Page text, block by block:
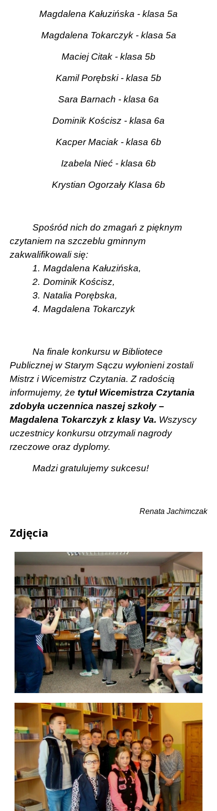
Magdalena Kałuzińska - klasa 5a
Magdalena Tokarczyk - klasa 5a
Maciej Citak - klasa 5b
Kamil Porębski - klasa 5b
Sara Barnach - klasa 6a
Dominik Kościsz - klasa 6a
Kacper Maciak - klasa 6b
Izabela Nieć - klasa 6b
Krystian Ogorzały Klasa 6b
Spośród nich do zmagań z pięknym
czytaniem na szczeblu gminnym
zakwalifikowali się:
1. Magdalena Kałuzińska,
2. Dominik Kościsz,
3. Natalia Porębska,
4. Magdalena Tokarczyk
Na finale konkursu w Bibliotece
Publicznej w Starym Sączu wyłonieni zostali
Mistrz i Wicemistrz Czytania. Z radością
informujemy, że tytuł Wicemistrza Czytania
zdobyła uczennica naszej szkoły –
Magdalena Tokarczyk z klasy Va. Wszyscy
uczestnicy konkursu otrzymali nagrody
rzeczowe oraz dyplomy.
Madzi gratulujemy sukcesu!
Renata Jachimczak
Zdjęcia